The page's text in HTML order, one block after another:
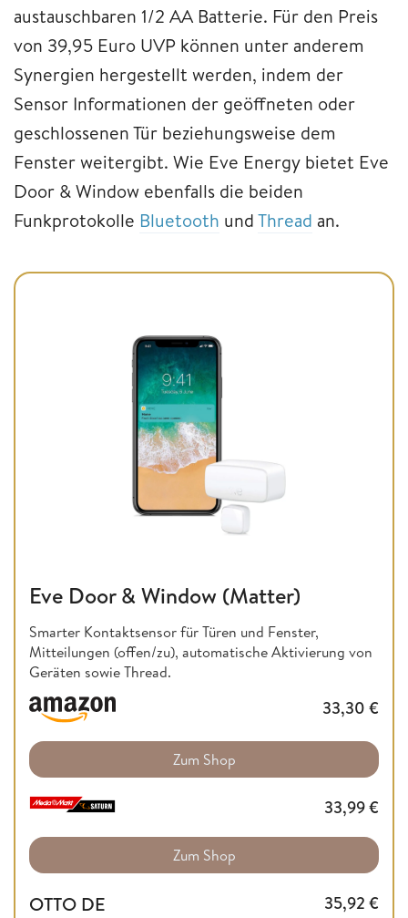
austauschbaren 1/2 AA Batterie. Für den Preis
von 39,95 Euro UVP können unter anderem
Synergien hergestellt werden, indem der
Sensor Informationen der geöffneten oder
geschlossenen Tür beziehungsweise dem
Fenster weitergibt. Wie Eve Energy bietet Eve
Door & Window ebenfalls die beiden
Funkprotokolle Bluetooth undThread an.
Eve Door & Window (Matter)
Smarter Kontaktsensor für Türen und Fenster,
Mitteilungen (offen/zu), automatische Aktivierung von
Geräten sowie Thread.
33,30 €
Zum Shop
33,99€
Zum Shop
OTTO DE 35,92 €